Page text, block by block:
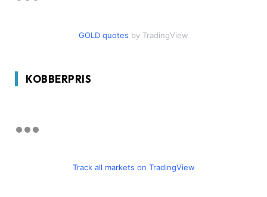
GOLD quotes by TradingView
KOBBERPRIS
Track all markets on TradingView